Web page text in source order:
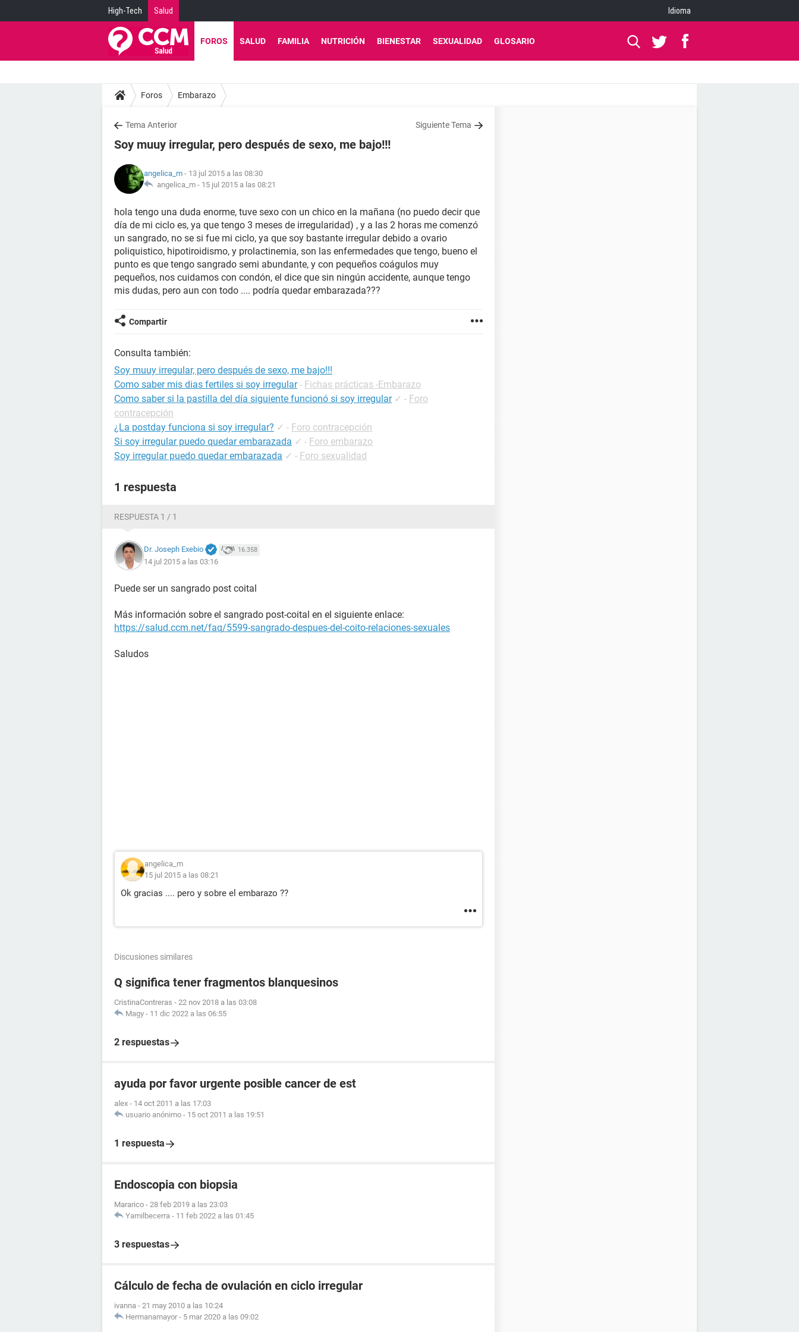
High-Tech Salud Idioma
FOROS SALUD FAMILIA NUTRICIÓN BIENESTAR SEXUALIDAD GLOSARIO
Foros Embarazo
Tema Anterior Siguiente Tema
Soy muuy irregular, pero después de sexo, me bajo!!!
angelica_m - 13 jul 2015 a las 08:30
angelica_m - 15 jul 2015 a las 08:21
hola tengo una duda enorme, tuve sexo con un chico en la mañana (no puedo decir que
día de mi ciclo es, ya que tengo 3 meses de irregularidad) , y a las 2 horas me comenzó
un sangrado, no se si fue mi ciclo, ya que soy bastante irregular debido a ovario
poliquistico, hipotiroidismo, y prolactinemia, son las enfermedades que tengo, bueno el
punto es que tengo sangrado semi abundante, y con pequeños coágulos muy
pequeños, nos cuidamos con condón, el dice que sin ningún accidente, aunque tengo
mis dudas, pero aun con todo .... podría quedar embarazada???
Compartir
Consulta también:
Soy muuy irregular, pero después de sexo, me bajo!!!
Como saber mis dias fertiles si soy irregular - Fichas prácticas -Embarazo
Como saber si la pastilla del día siguiente funcionó si soy irregular ✓ - Foro
contracepción
¿La postday funciona si soy irregular? ✓ - Foro contracepción
Si soy irregular puedo quedar embarazada ✓ - Foro embarazo
Soy irregular puedo quedar embarazada ✓ - Foro sexualidad
1 respuesta
RESPUESTA 1 / 1
Dr. Joseph Exebio 16.358
14 jul 2015 a las 03:16
Puede ser un sangrado post coital
Más información sobre el sangrado post-coital en el siguiente enlace:
https://salud.ccm.net/faq/5599-sangrado-despues-del-coito-relaciones-sexuales
Saludos
angelica_m
15 jul 2015 a las 08:21
Ok gracias .... pero y sobre el embarazo ??
Discusiones similares
Q significa tener fragmentos blanquesinos
CristinaContreras - 22 nov 2018 a las 03:08
Magy - 11 dic 2022 a las 06:55
2 respuestas
ayuda por favor urgente posible cancer de est
alex - 14 oct 2011 a las 17:03
usuario anónimo - 15 oct 2011 a las 19:51
1 respuesta
Endoscopia con biopsia
Mararico - 28 feb 2019 a las 23:03
Yamilbecerra - 11 feb 2022 a las 01:45
3 respuestas
Cálculo de fecha de ovulación en ciclo irregular
ivanna - 21 may 2010 a las 10:24
Hermanamayor - 5 mar 2020 a las 09:02